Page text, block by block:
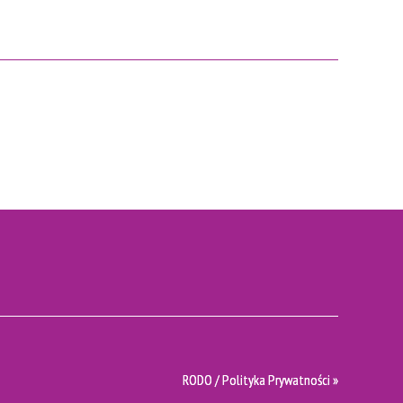
RODO / Polityka Prywatności »